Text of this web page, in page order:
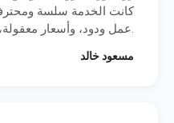
كانت الخدمة سلسة
عمل ودود، وأسعار معقولة، وخدمة عملاء ممتازة.
مسعود خالد